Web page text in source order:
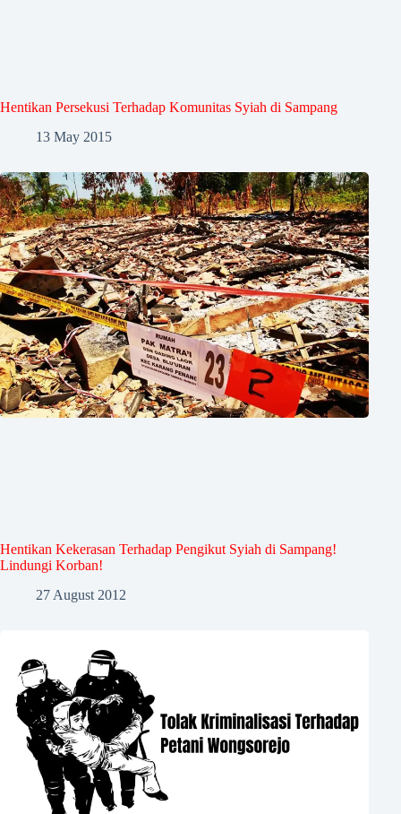
Hentikan Persekusi Terhadap Komunitas Syiah di Sampang
13 May 2015
Hentikan Kekerasan Terhadap Pengikut Syiah di Sampang!
Lindungi Korban!
27 August 2012